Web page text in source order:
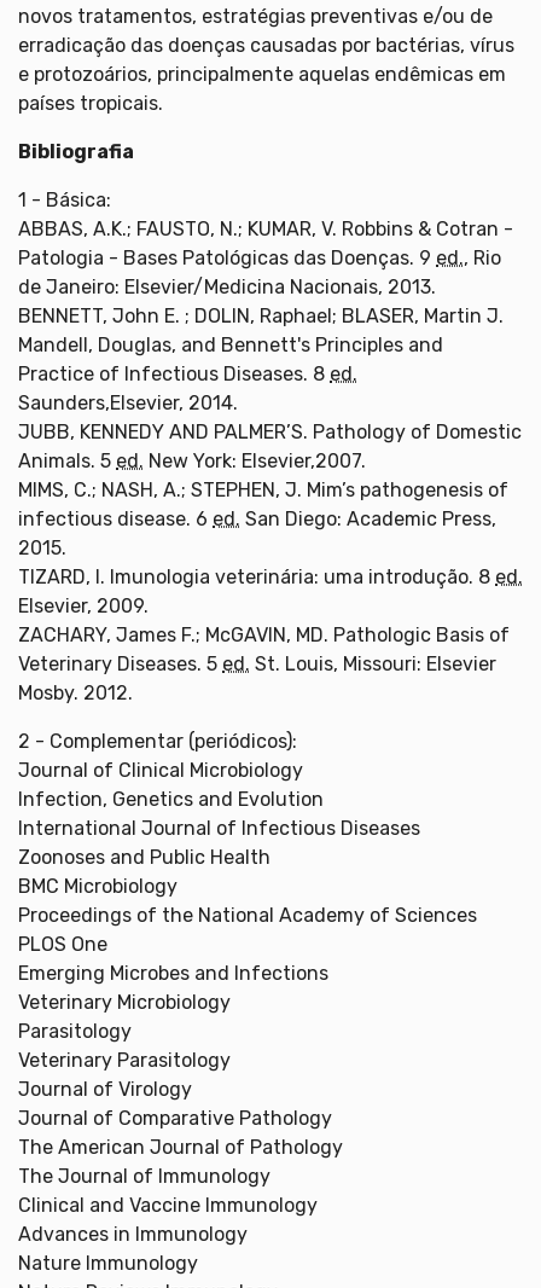
novos tratamentos, estratégias preventivas e/ou de
erradicação das doenças causadas por bactérias, vírus
e protozoários, principalmente aquelas endêmicas em
países tropicais.
Bibliografia
1 - Básica:
ABBAS, A.K.; FAUSTO, N.; KUMAR, V. Robbins & Cotran -
Patologia - Bases Patológicas das Doenças. 9 ed., Rio
de Janeiro: Elsevier/Medicina Nacionais, 2013.
BENNETT, John E. ; DOLIN, Raphael; BLASER, Martin J.
Mandell, Douglas, and Bennett's Principles and
Practice of Infectious Diseases. 8 ed.
Saunders,Elsevier, 2014.
JUBB, KENNEDY AND PALMER’S. Pathology of Domestic
Animals. 5 ed. New York: Elsevier,2007.
MIMS, C.; NASH, A.; STEPHEN, J. Mim’s pathogenesis of
infectious disease. 6 ed. San Diego: Academic Press,
2015.
TIZARD, I. Imunologia veterinária: uma introdução. 8 ed.
Elsevier, 2009.
ZACHARY, James F.; McGAVIN, MD. Pathologic Basis of
Veterinary Diseases. 5 ed. St. Louis, Missouri: Elsevier
Mosby. 2012.
2 - Complementar (periódicos):
Journal of Clinical Microbiology
Infection, Genetics and Evolution
International Journal of Infectious Diseases
Zoonoses and Public Health
BMC Microbiology
Proceedings of the National Academy of Sciences
PLOS One
Emerging Microbes and Infections
Veterinary Microbiology
Parasitology
Veterinary Parasitology
Journal of Virology
Journal of Comparative Pathology
The American Journal of Pathology
The Journal of Immunology
Clinical and Vaccine Immunology
Advances in Immunology
Nature Immunology